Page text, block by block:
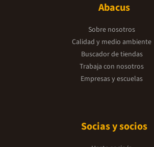
Abacus
Sobre nosotros
Calidad y medio ambiente
Buscador de tiendas
Trabaja con nosotros
Empresas y escuelas
Socias y socios